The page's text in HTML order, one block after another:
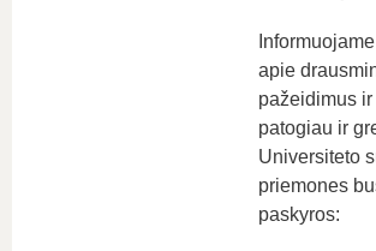
apie
pažeidimus
patogiau ir
Universiteto
priemones
paskyros: